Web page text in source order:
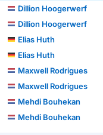
Dillion Hoogerwerf
Dillion Hoogerwerf
Elias Huth
Elias Huth
Maxwell Rodrigues
Maxwell Rodrigues
Mehdi Bouhekan
Mehdi Bouhekan